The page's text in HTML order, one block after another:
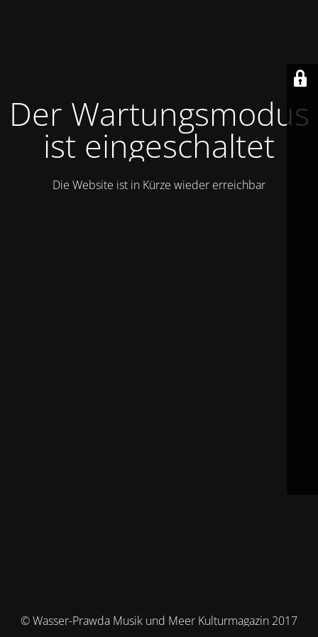
Der Wartungsmodus
ist eingeschaltet
Die Website ist in Kürze wieder erreichbar
© Wasser-Prawda Musik und Meer Kulturmagazin 2017